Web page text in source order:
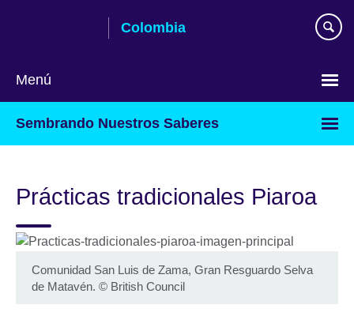
Colombia
Menú
su
idioma
Sembrando Nuestros Saberes
Prácticas tradicionales Piaroa
Comunidad San Luis de Zama, Gran Resguardo Selva
de Matavén. © British Council